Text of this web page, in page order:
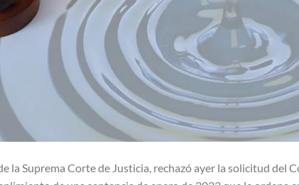
la Suprema Corte de Justicia, rechazó ayer la solicitud del